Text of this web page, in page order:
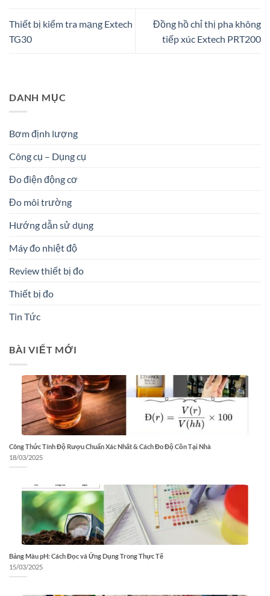
Thiết bị kiểm tra mạng Extech
TG30
Đồng hồ chỉ thị pha không
tiếp xúc Extech PRT200
DANH MỤC
Bơm định lượng
Công cụ – Dụng cụ
Đo điện động cơ
Đo môi trường
Hướng dẫn sử dụng
Máy đo nhiệt độ
Review thiết bị đo
Thiết bị đo
Tin Tức
BÀI VIẾT MỚI
Công Thức Tính Độ Rượu Chuẩn Xác Nhất & Cách Đo Độ Cồn Tại Nhà
18/03/2025
Bảng Màu pH: Cách Đọc và Ứng Dụng Trong Thực Tế
15/03/2025